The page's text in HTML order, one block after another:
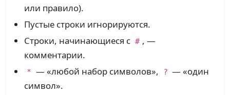
или правило).
Пустые строки игнорируются.
Строки, начинающиеся с # , —
комментарии.
* — «любой набор символов», ? — «один
символ».